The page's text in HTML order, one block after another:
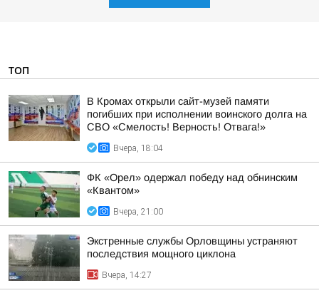
ТОП
В Кромах открыли сайт-музей памяти
погибших при исполнении воинского долга на
СВО «Смелость! Верность! Отвага!»
Вчера, 18:04
ФК «Орел» одержал победу над обнинским
«Квантом»
Вчера, 21:00
Экстренные службы Орловщины устраняют
последствия мощного циклона
Вчера, 14:27